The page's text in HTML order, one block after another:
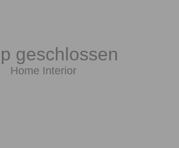
geschlossen
Home Interior